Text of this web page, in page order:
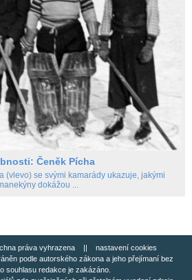
Čeněk Pícha
(vlevo) se svými kamarády ukazuje, jakými
dokážou ...
práva vyhrazena || nastavení cookies
podle autorského zákona a jeho přejímaní bez
souhlasu redakce je zakázáno.